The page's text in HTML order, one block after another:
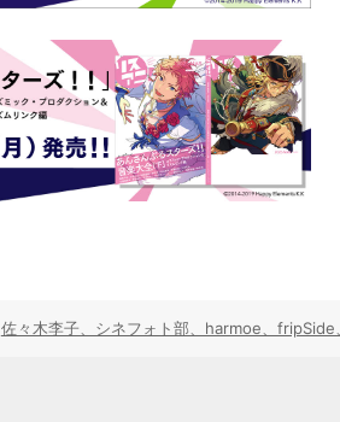
佐々木李子、シネフォト部、harmoe、fripSide